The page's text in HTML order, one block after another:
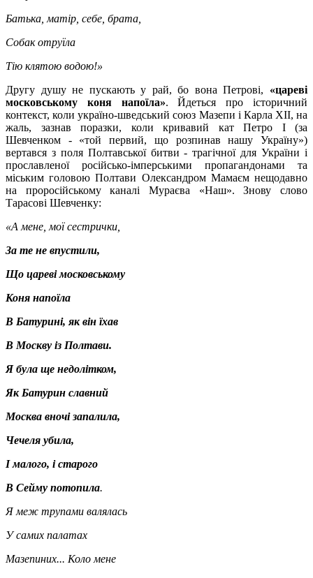
Батька, матір, себе, брата,
Собак отруїла
Тію клятою водою!»
Другу душу не пускають у рай, бо вона Петрові, «цареві
московському коня напоїла». Йдеться про історичний
контекст, коли україно-шведський союз Мазепи і Карла ХII, на
жаль, зазнав поразки, коли кривавий кат Петро I (за
Шевченком - «той первий, що розпинав нашу Україну»)
вертався з поля Полтавської битви - трагічної для України і
прославленої російсько-імперськими пропагандонами та
міським головою Полтави Олександром Мамаєм нещодавно
на проросійському каналі Мураєва «Наш». Знову слово
Тарасові Шевченку:
«А мене, мої сестрички,
За те не впустили,
Що цареві московському
Коня напоїла
В Батурині, як він їхав
В Москву із Полтави.
Я була ще недолітком,
Як Батурин славний
Москва вночі запалила,
Чечеля убила,
І малого, і старого
В Сейму потопила.
Я меж трупами валялась
У самих палатах
Мазепиних... Коло мене